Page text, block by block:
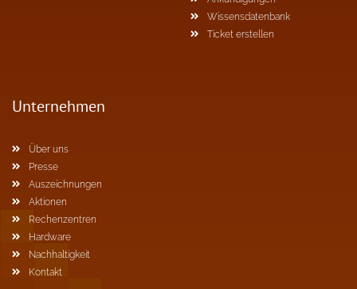
Wissensdatenbank
Ticket erstellen
Unternehmen
Über uns
Presse
Auszeichnungen
Aktionen
Rechenzentren
Hardware
Nachhaltigkeit
Kontakt